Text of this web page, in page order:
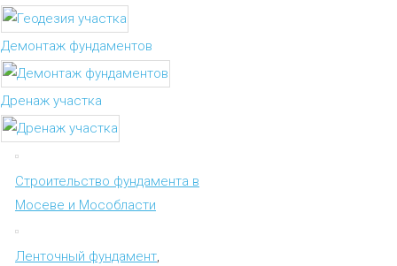
Демонтаж фундаментов
Дренаж участка
Строительство фундамента в
Мосеве и Мособласти
Ленточный фундамент,